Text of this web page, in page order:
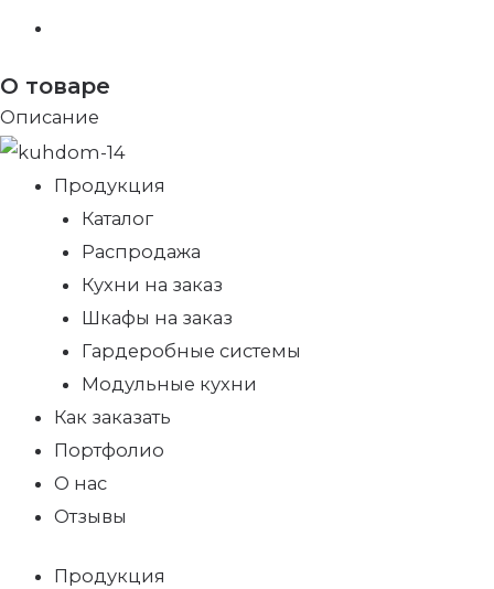
О товаре
Описание
Продукция
Каталог
Распродажа
Кухни на заказ
Шкафы на заказ
Гардеробные системы
Модульные кухни
Как заказать
Портфолио
О нас
Отзывы
Продукция